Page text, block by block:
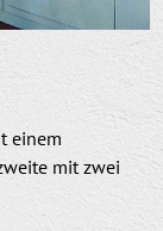
einem
mit zwei